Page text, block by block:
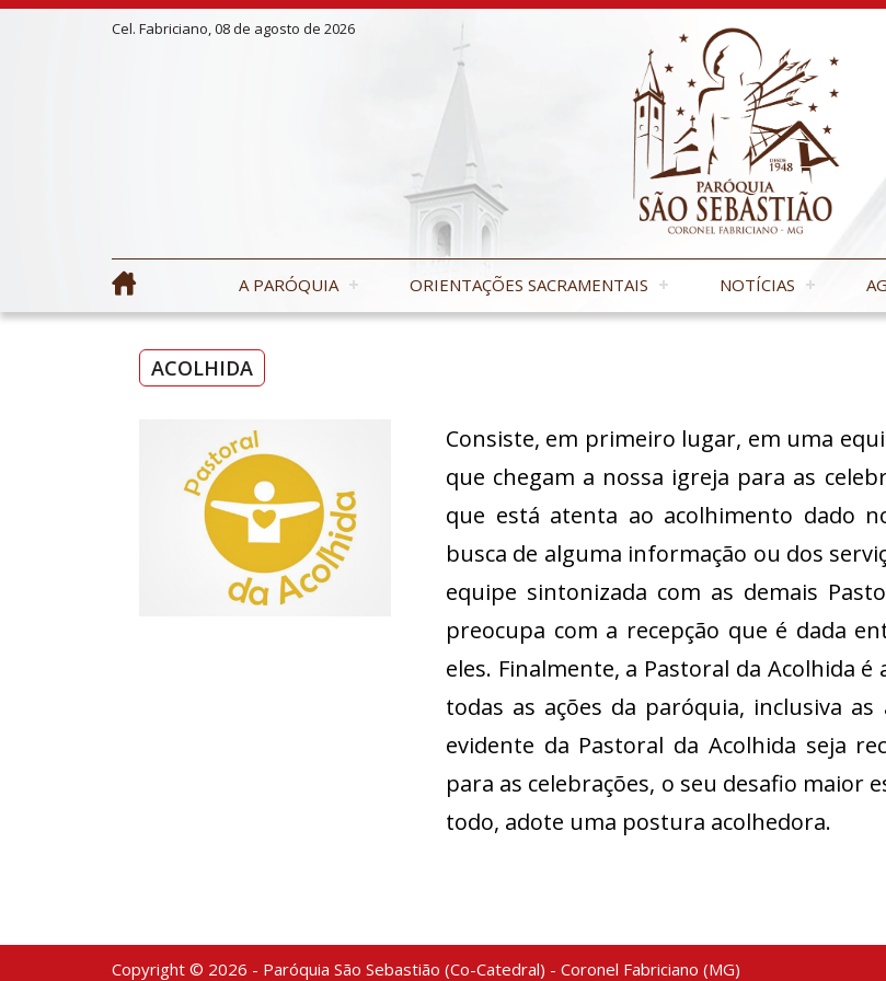
Cel. Fabriciano, 08 de agosto de 2026
A PARÓQUIA ORIENTAÇÕES SACRAMENTAIS NOTÍCIAS
ACOLHIDA
Consiste, em primeiro lugar, em uma
que chegam a nossa igreja para as
que está atenta ao acolhimento dado
busca de alguma informação ou dos
equipe sintonizada com as demais
preocupa com a recepção que é dada
eles. Finalmente, a Pastoral da Acolhida
todas as ações da paróquia, inclusiva
evidente da Pastoral da Acolhida seja
para as celebrações, o seu desafio maior
todo, adote uma postura acolhedora.
Copyright © 2026 - Paróquia São Sebastião (Co-Catedral) - Coronel Fabriciano (MG)